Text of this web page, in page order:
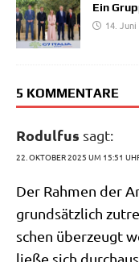
Ein
14. Juni
5 KOMMENTARE
Rodulfus sagt:
22. OKTOBER 2025 UM 15:51
Der Rah­men der
grund­sätz­lich
schen über­zeugt
lie­ße sich